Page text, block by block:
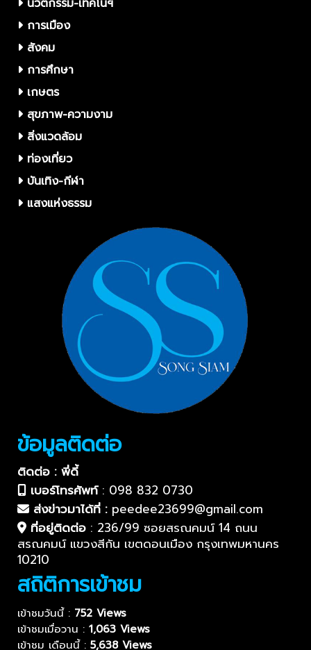
นวัตกรรม-เทคโนฯ
การเมือง
สังคม
การศึกษา
เกษตร
สุขภาพ-ความงาม
สิ่งแวดล้อม
ท่องเที่ยว
บันเทิง-กีฬา
แสงแห่งธรรม
ข้อมูลติดต่อ
ติดต่อ : พี่ดี้
เบอร์โทรศัพท์: 098 832 0730
ส่งข่าวมาได้ที่ : peedee23699@gmail.com
ที่อยู่ติดต่อ : 236/99 ซอยสรณคมน์ 14 ถนน
สรณคมน์ แขวงสีกัน เขตดอนเมือง กรุงเทพมหานคร
10210
สถิติการเข้าชม
เข้าชมวันนี้ : 752 Views
เข้าชมเมื่อวาน : 1,063 Views
เข้าชม เดือนนี้ : 5,638 Views